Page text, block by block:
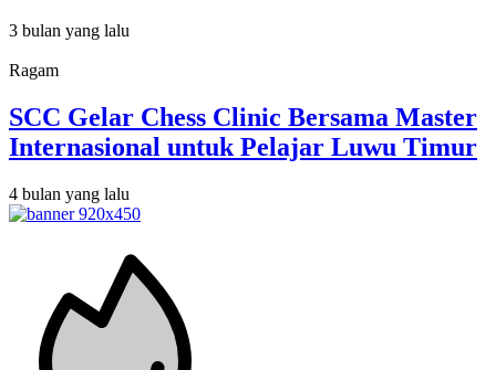
3 bulan yang lalu
Ragam
SCC Gelar Chess Clinic Bersama Master
Internasional untuk Pelajar Luwu Timur
4 bulan yang lalu